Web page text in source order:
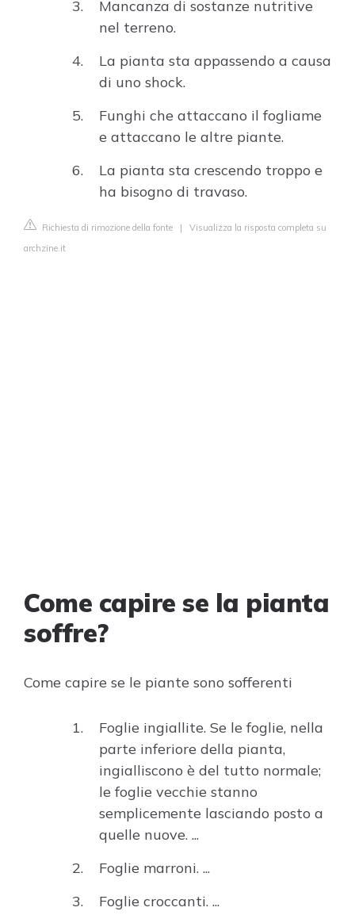
Mancanza di sostanze nutritive
nel terreno.
La pianta sta appassendo a causa
di uno shock.
Funghi che attaccano il fogliame
e attaccano le altre piante.
La pianta sta crescendo troppo e
ha bisogno di travaso.
Richiesta di rimozione della fonte | Visualizza la risposta completa su
archzine.it
Come capire se la pianta
soffre?
Come capire se le piante sono sofferenti
Foglie ingiallite. Se le foglie, nella
parte inferiore della pianta,
ingialliscono è del tutto normale;
le foglie vecchie stanno
semplicemente lasciando posto a
quelle nuove. ...
Foglie marroni. ...
Foglie croccanti. ...